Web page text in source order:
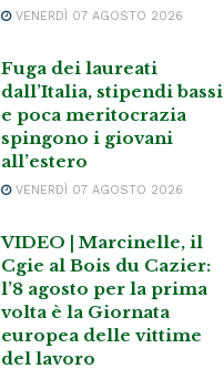
VENERDÌ 07 AGOSTO 2026
Fuga dei laureati
dall’Italia, stipendi bassi
e poca meritocrazia
spingono i giovani
all’estero
VENERDÌ 07 AGOSTO 2026
VIDEO | Marcinelle, il
Cgie al Bois du Cazier:
l’8 agosto per la prima
volta è la Giornata
europea delle vittime
del lavoro